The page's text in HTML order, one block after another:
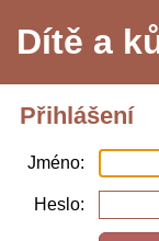
Dítě a
Přihlášení
Jméno
Heslo